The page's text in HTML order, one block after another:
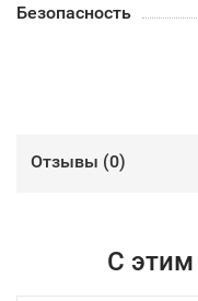
Безопасность
Отзывы (0)
С